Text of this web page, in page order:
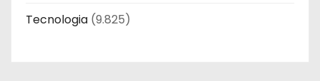
Tecnologia (9.825)